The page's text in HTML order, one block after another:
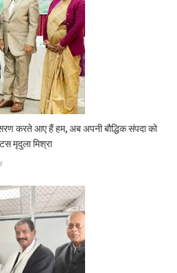
करते आए हैं हम, अब अपनी बौद्धिक संपदा को
मृदुला मिश्रा